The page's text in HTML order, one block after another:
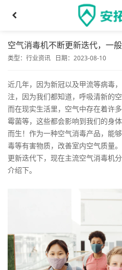
空气消毒机不断更新迭代，一
类型： 行业资讯 日期：2023-08-10
近几年，因为新冠以及甲流等病毒
注，因为我们都知道，呼吸清新的
而在现实生活里，空气中存在着许
霉菌等，这些都会影响到我们的身体
而生！作为一种空气消毒产品，能
毒等有害物质，改善室内空气质量
更新迭代下，现在主流空气消毒机
介绍下。